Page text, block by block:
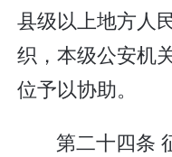
县级以上地方人
织，本级公安机
位予以协助。
第二十四条